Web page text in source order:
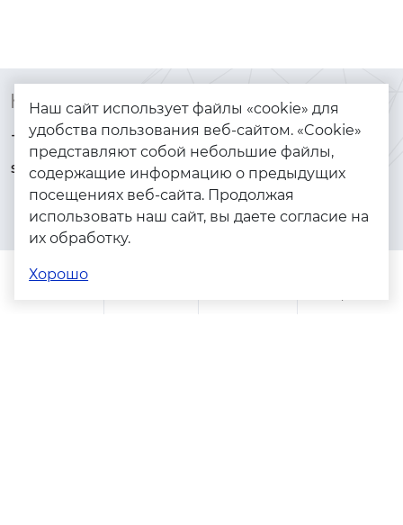
Контакты
+7 (925) 144-64-73
serebryanyye.grani@mail.ru
Каталог
Браслеты
Золото
Серебро
Помощь
Наш сайт использует файлы «cookie» для
удобства пользования веб-сайтом. «Cookie»
представляют собой небольшие файлы,
содержащие информацию о предыдущих
посещениях веб-сайта. Продолжая
использовать наш сайт, вы даете согласие на
их обработку.
Хорошо